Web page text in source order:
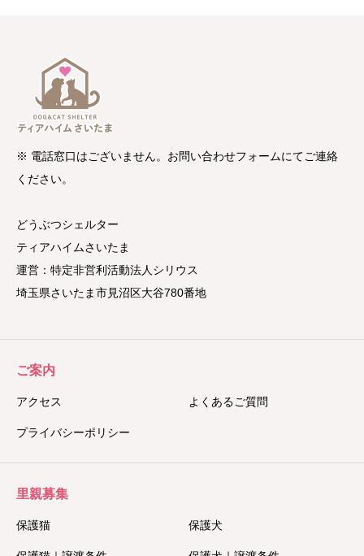
※ 電話窓口はございません。お問い合わせフォームにてご連絡
ください。
どうぶつシェルター
ティアハイムさいたま
運営：特定非営利活動法人シリウス
埼玉県さいたま市見沼区大谷780番地
ご案内
アクセス よくあるご質問
プライバシーポリシー
里親募集
保護猫 保護犬